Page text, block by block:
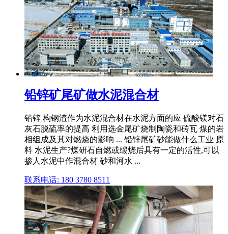
铅锌矿尾矿做水泥混合材
铅锌 构钢渣作为水泥混合材在水泥方面的应 硫酸镁对石
灰石脱硫率的提高 利用选金尾矿烧制陶瓷和砖瓦 煤的岩
相组成及其对燃烧的影响 ... 铅锌尾矿砂能做什么工业 原
料 水泥生产?煤研石自燃或缎烧后具有一定的活性,可以
掺人水泥中作混合材 砂和河水 ...
联系电话: 180 3780 8511